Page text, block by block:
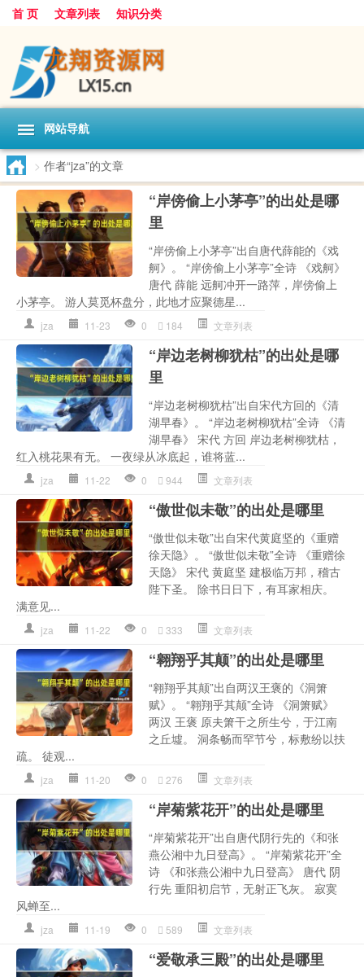
首 页 文章列表 知识分类
网站导航
> 作者“jza”的文章
“岸傍偷上小茅亭”的出处是哪
里
“岸傍偷上小茅亭”出自唐代薛能的《戏
舸》。 “岸傍偷上小茅亭”全诗 《戏舸》
唐代 薛能 远舸冲开一路萍，岸傍偷上
小茅亭。 游人莫觅杯盘分，此地才应聚德星...
jza 11-23 0 184 文章列表
“岸边老树柳犹枯”的出处是哪
里
“岸边老树柳犹枯”出自宋代方回的《清
湖早春》。 “岸边老树柳犹枯”全诗 《清
湖早春》 宋代 方回 岸边老树柳犹枯，
红入桃花果有无。 一夜绿从冰底起，谁将蓝...
jza 11-22 0 944 文章列表
“傲世似未敬”的出处是哪里
“傲世似未敬”出自宋代黄庭坚的《重赠
徐天隐》。 “傲世似未敬”全诗 《重赠徐
天隐》 宋代 黄庭坚 建极临万邦，稽古
陛下圣。 除书日日下，有耳家相庆。
满意见...
jza 11-22 0 333 文章列表
“翱翔乎其颠”的出处是哪里
“翱翔乎其颠”出自两汉王褒的《洞箫
赋》。 “翱翔乎其颠”全诗 《洞箫赋》
两汉 王褒 原夫箫干之所生兮，于江南
之丘墟。 洞条畅而罕节兮，标敷纷以扶
疏。 徒观...
jza 11-20 0 276 文章列表
“岸菊紫花开”的出处是哪里
“岸菊紫花开”出自唐代阴行先的《和张
燕公湘中九日登高》。 “岸菊紫花开”全
诗 《和张燕公湘中九日登高》 唐代 阴
行先 重阳初启节，无射正飞灰。 寂寞
风蝉至...
jza 11-19 0 589 文章列表
“爱敬承三殿”的出处是哪里